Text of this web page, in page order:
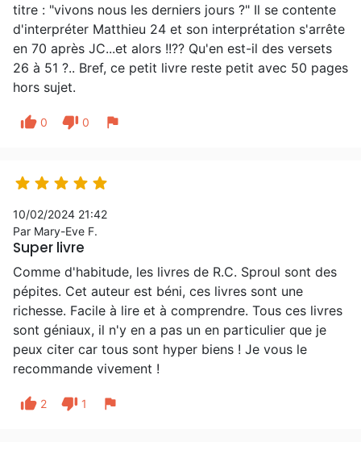
titre : "vivons nous les derniers jours ?" Il se contente
d'interpréter Matthieu 24 et son interprétation s'arrête
en 70 après JC...et alors !!?? Qu'en est-il des versets
26 à 51 ?.. Bref, ce petit livre reste petit avec 50 pages
hors sujet.
thumb_up 0 thumb_down 0 flag
    
10/02/2024 21:42
Par Mary-Eve F.
Super livre
Comme d'habitude, les livres de R.C. Sproul sont des
pépites. Cet auteur est béni, ces livres sont une
richesse. Facile à lire et à comprendre. Tous ces livres
sont géniaux, il n'y en a pas un en particulier que je
peux citer car tous sont hyper biens ! Je vous le
recommande vivement !
thumb_up 2 thumb_down 1 flag